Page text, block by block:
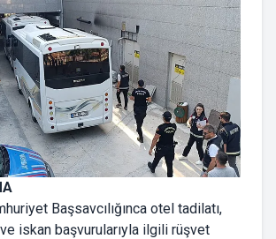
Başsavcılığınca otel tadilatı,
iskan başvurularıyla ilgili rüşvet